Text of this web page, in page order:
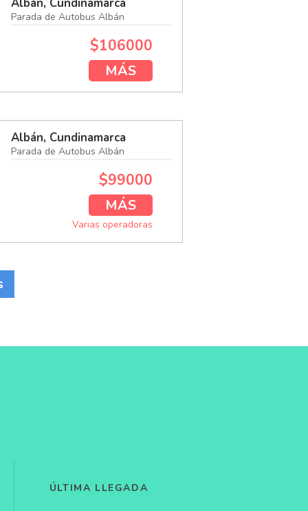
Parada de Autobus Albán
$106000
MÁS
Albán, Cundinamarca
Parada de Autobus Albán
$99000
MÁS
Varias operadoras
ÚLTIMA LLEGADA